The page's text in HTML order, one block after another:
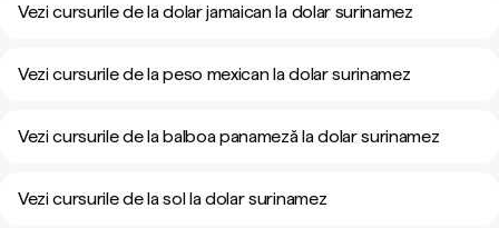
Vezi cursurile de la dolar jamaican la dolar surinamez
Vezi cursurile de la peso mexican la dolar surinamez
Vezi cursurile de la balboa panameză la dolar surinamez
Vezi cursurile de la sol la dolar surinamez